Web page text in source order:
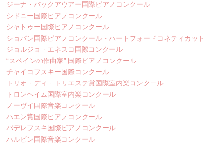
ジーナ・バックアウアー国際ピアノコンクール
シドニー国際ピアノコンクール
シャトゥー国際ピアノコンクール
ショパン国際ピアノコンクール・ハートフォードコネティカット
ジョルジョ・エネスコ国際コンクール
“スペインの作曲家” 国際ピアノコンクール
チャイコフスキー国際コンクール
トリオ・ディ・トリエステ賞国際室内楽コンクール
トロンヘイム国際室内楽コンクール
ノーヴイ国際音楽コンクール
ハエン賞国際ピアノコンクール
パデレフスキ国際ピアノコンクール
ハルビン国際音楽コンクール